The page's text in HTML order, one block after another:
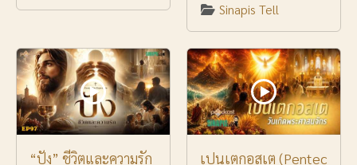
Sinapis Tell
“ปัง” ชีวิตและความรัก เปนเตกอสเต (Pentec